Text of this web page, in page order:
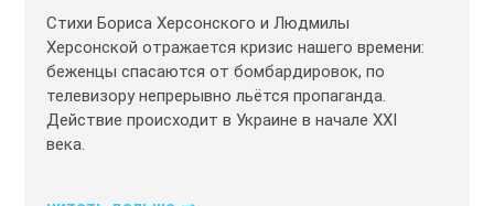
Стихи Бориса Херсонского и Людмилы
Херсонской отражается кризис нашего времени:
беженцы спасаются от бомбардировок, по
телевизору непрерывно льётся пропаганда.
Действие происходит в Украине в начале XXI
века.